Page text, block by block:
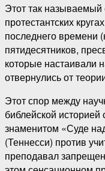
Этот так
протестантских
последнего времени
пятидесятников,
которые настаивали
отвернулись от
Этот спор между
библейской историей
знаменитом «Суде
(Теннесси) против
преподавал